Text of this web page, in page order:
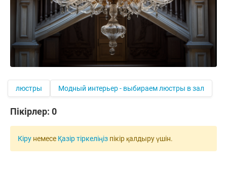
люстры Модный интерьер - выбираем люстры в зал
Пікірлер: 0
Кіру немесе Қазір тіркеліңіз пікір қалдыру үшін.